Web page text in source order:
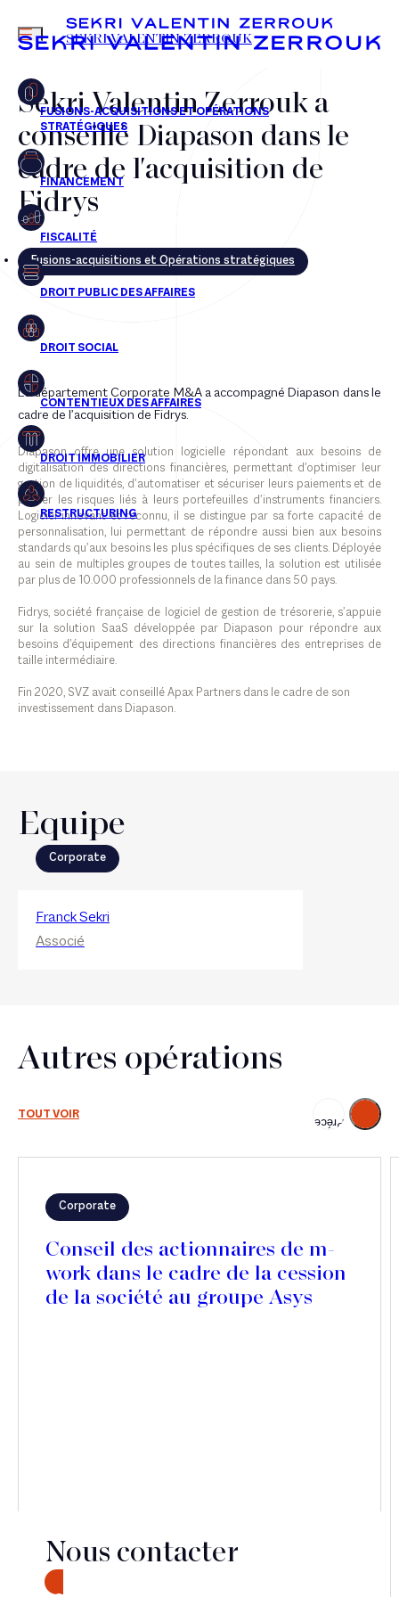
FR EN
MENU SEKRI VALENTIN ZERROUK
Sekri Valentin Zerrouk a
conseillé Diapason dans le
cadre de l'acquisition de
Fidrys
Fusions-acquisitions et Opérations stratégiques
Le département Corporate M&A a accompagné Diapason dans le
cadre de l’acquisition de Fidrys.
Diapason offre une solution logicielle répondant aux besoins de
digitalisation des directions financières, permettant d’optimiser leur
gestion de liquidités, d’automatiser et sécuriser leurs paiements et de
piloter les risques liés à leurs portefeuilles d’instruments financiers.
Logiciel innovant et reconnu, il se distingue par sa forte capacité de
personnalisation, lui permettant de répondre aussi bien aux besoins
standards qu’aux besoins les plus spécifiques de ses clients. Déployée
au sein de multiples groupes de toutes tailles, la solution est utilisée
par plus de 10.000 professionnels de la finance dans 50 pays.
Fidrys, société française de logiciel de gestion de trésorerie, s’appuie
sur la solution SaaS développée par Diapason pour répondre aux
besoins d’équipement des directions financières des entreprises de
taille intermédiaire.
Fin 2020, SVZ avait conseillé Apax Partners dans le cadre de son
investissement dans Diapason.
Equipe
Corporate
Franck Sekri
Associé
Autres opérations
TOUT VOIR
Précédent
Suivant
Corporate
Conseil des actionnaires de m-
work dans le cadre de la cession
de la société au groupe Asys
Nous contacter